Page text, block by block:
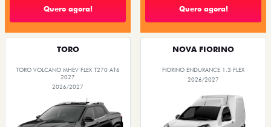
Quero agora! Quero agora!
TORO
TORO VOLCANO MHEV FLEX T270 AT6
2027
2026/2027
NOVA FIORINO
FIORINO ENDURANCE 1.3 FLEX
2026/2027